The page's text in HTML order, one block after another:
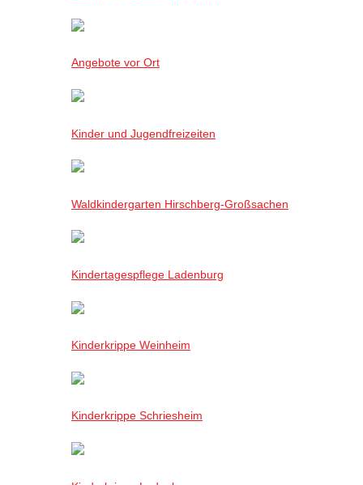
Angebote vor Ort
Kinder und Jugendfreizeiten
Waldkindergarten Hirschberg-Großsachen
Kindertagespflege Ladenburg
Kinderkrippe Weinheim
Kinderkrippe Schriesheim